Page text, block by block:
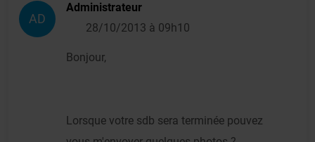
AD
Administrateur
28/10/2013 à 09h10
Bonjour,
Lorsque votre sdb sera terminée pouvez